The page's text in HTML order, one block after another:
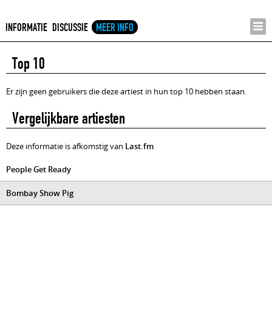
INFORMATIE DISCUSSIE MEER INFO
Top 10
Er zijn geen gebruikers die deze artiest in hun top 10 hebben staan.
Vergelijkbare artiesten
Deze informatie is afkomstig van Last.fm
People Get Ready
Bombay Show Pig